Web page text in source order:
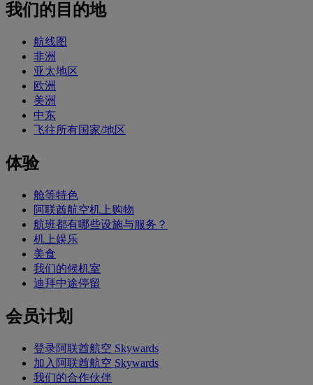
我们的目的地
航线图
非洲
亚太地区
欧洲
美洲
中东
飞往所有国家/地区
体验
舱等特色
阿联酋航空机上购物
航班都有哪些设施与服务？
机上娱乐
美食
我们的候机室
迪拜中途停留
会员计划
登录阿联酋航空 Skywards
加入阿联酋航空 Skywards
我们的合作伙伴